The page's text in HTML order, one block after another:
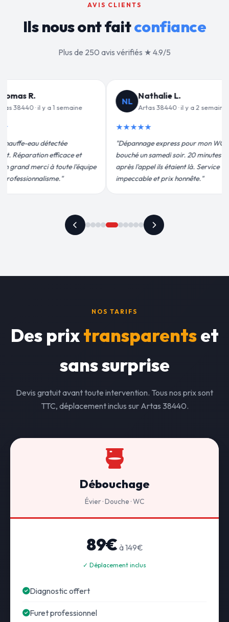
AVIS CLIENTS
Ils nous ont faitconfiance
Plus de 250 avis vérifiés ★ 4.9/5
L.
· il y a 2 semaines
pour mon WC
soir. 20 minutes
étaient là. Service
prix honnête."
JF
Jean-François C.
Artas 38440 · il y a 3 semaines
★★★★★
"Remplacement de mon chauffe-eau en
moins de 2h. Équipe très pro, devis
conforme, chantier propre. Je
recommande vivement."
NOS TARIFS
Des prixtransparentset
sans surprise
Devis gratuit avant toute intervention. Tous nos prix sont
TTC, déplacement inclus sur Artas 38440.
Débouchage
Évier · Douche · WC
89€ à 149€
✓ Déplacement inclus
Diagnostic offert
Furet professionnel